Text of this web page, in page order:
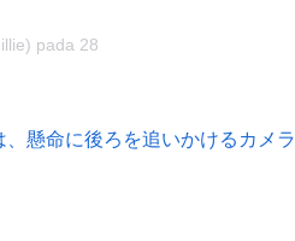
pada 28
懸命に後ろを追いかけるカメラ